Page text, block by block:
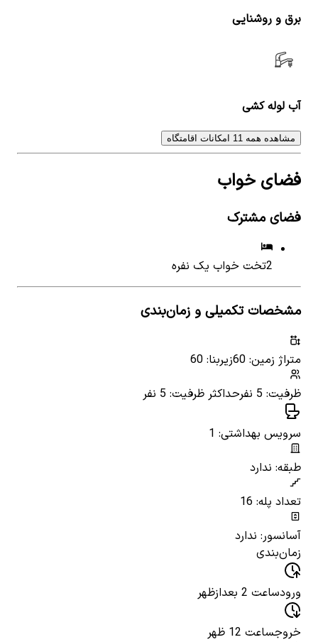
برق و روشنایی
آب لوله کشی
مشاهده همه 11 امکانات اقامتگاه
فضای خواب
فضای مشترک
2تخت خواب یک نفره
مشخصات تکمیلی و زمان‌بندی
متراژ زمین: 60
زیربنا: 60
ظرفیت: 5 نفر
حداکثر ظرفیت: 5 نفر
سرویس بهداشتی: 1
طبقه: ندارد
تعداد پله: 16
آسانسور: ندارد
زمان‌بندی
ورودساعت 2 بعدازظهر
خروجساعت 12 ظهر